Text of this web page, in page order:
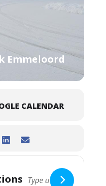
Emmeloord
CALENDAR